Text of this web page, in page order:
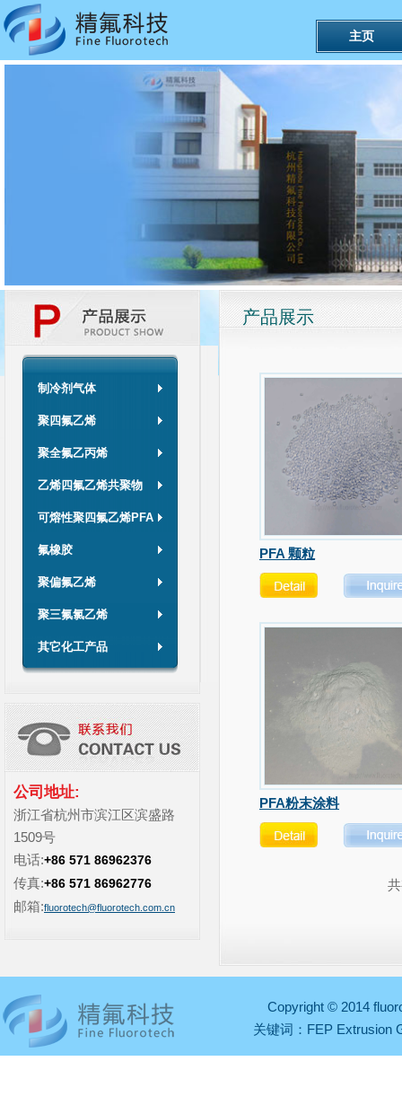
主页
制冷剂气体
聚四氟乙烯
聚全氟乙丙烯
乙烯四氟乙烯共聚物
可熔性聚四氟乙烯PFA
氟橡胶
聚偏氟乙烯
聚三氟氯乙烯
其它化工产品
公司地址:
浙江省杭州市滨江区滨盛路
1509号
电话:+86 571 86962376
传真:+86 571 86962776
邮箱:fluorotech@fluorotech.com.cn
产品展示
PFA 颗粒
PFA粉末涂料
Copyright © 2014
关键词： FEP Extrusion